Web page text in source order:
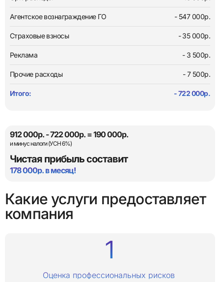
Агентское вознаграждение ГО - 547 000р.
Страховые взносы - 35 000р.
Реклама - 3 500р.
Прочие расходы - 7 500р.
Итого: - 722 000р.
912 000р. - 722 000р. = 190 000р.
и минус налоги (УСН 6%)
Чистая прибыль составит
178 000р. в месяц!
Какие услуги предоставляет
компания
Оценка профессиональных рисков